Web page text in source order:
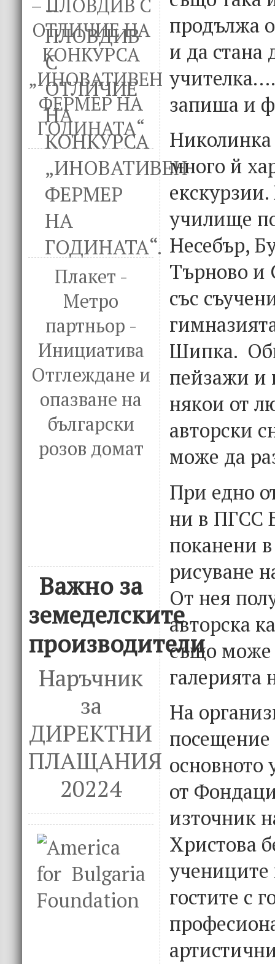
– ПЛОВДИВ С
ОТЛИЧИЕ НА
КОНКУРСА
„ИНОВАТИВЕН
ФЕРМЕР НА
ГОДИНАТА“
Плакет -
Метро
партньор -
Инициатива
Отглеждане и
опазване на
български
розов домат
Важно за
земеделските
производители
Наръчник
за
ДИРЕКТНИ
ПЛАЩАНИЯ
20224
продължа
и да стана
запиша и
много й
училище
Несебър,
Търново и
със
Шипка.
пейзажи и
някои от
авторски
може да
При едно
ни в ПГСС
поканени
рисуване
От нея
авторска
също може
галерията
На
от
източник
Христова
учениците
гостите с